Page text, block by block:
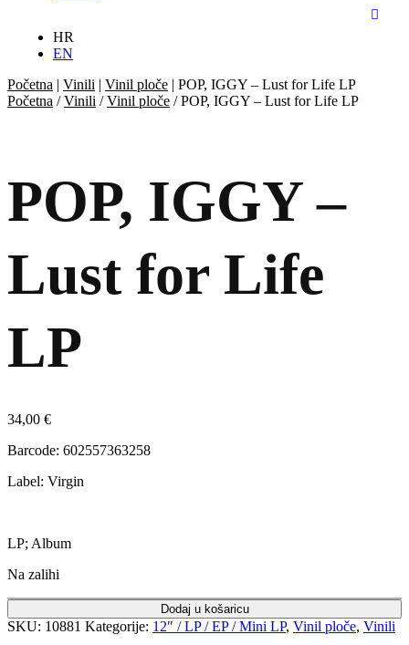
HR
EN
Početna | Vinili | Vinil ploče | POP, IGGY – Lust for Life LP
Početna /Vinili /Vinil ploče / POP, IGGY – Lust for Life LP
POP, IGGY –
Lust for Life
LP
34,00 €
Barcode: 602557363258
Label: Virgin
LP; Album
Na zalihi
Dodaj u košaricu
SKU: 10881 Kategorije: 12″ / LP / EP / Mini LP, Vinil ploče, Vinili